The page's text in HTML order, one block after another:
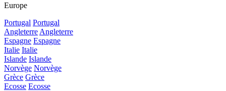
Europe
Portugal Portugal
Angleterre Angleterre
Espagne Espagne
Italie Italie
Islande Islande
Norvège Norvège
Grèce Grèce
Ecosse Ecosse